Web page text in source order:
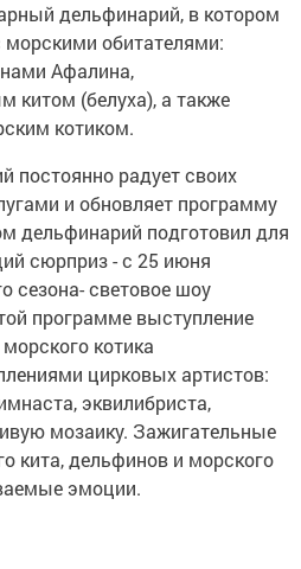
дельфинарий, в котором
обитателями:
Афалина,
китом (белуха), а также
котиком.
постоянно радует своих
и обновляет программу
дельфинарий подготовил для
сюрприз - с 25 июня
сезона- световое шоу
программе выступление
котика
цирковых артистов:
эквилибриста,
мозаику. Зажигательные
кита, дельфинов и морского
эмоции.